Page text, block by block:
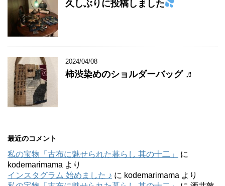
久しぶりに投稿しました
2024/04/08
柿渋染めのショルダーバッグ ♬
最近のコメント
私の宝物「古布に魅せられた暮らし 其の十二」
に
kodemarimama より
インスタグラム 始めました ♪ に kodemarimama より